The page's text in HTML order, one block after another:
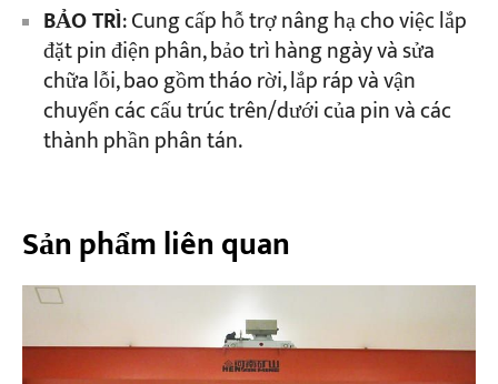
BẢO TRÌ: Cung cấp hỗ trợ nâng hạ cho việc lắp
đặt pin điện phân, bảo trì hàng ngày và sửa
chữa lỗi, bao gồm tháo rời, lắp ráp và vận
chuyển các cấu trúc trên/dưới của pin và các
thành phần phân tán.
Sản phẩm liên quan